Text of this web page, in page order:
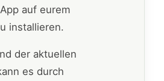
auf eurem
installieren.
der aktuellen
es durch